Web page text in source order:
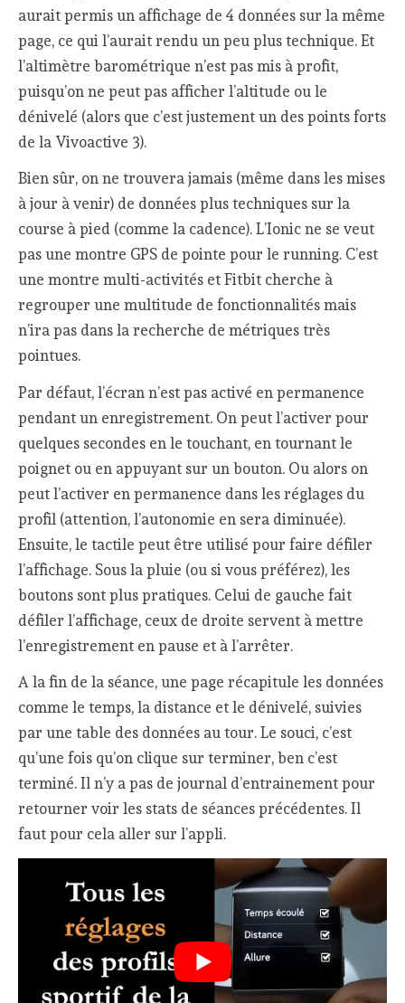
aurait permis un affichage de 4 données sur la même
page, ce qui l’aurait rendu un peu plus technique. Et
l’altimètre barométrique n’est pas mis à profit,
puisqu’on ne peut pas afficher l’altitude ou le
dénivelé (alors que c’est justement un des points forts
de la Vivoactive 3).
Bien sûr, on ne trouvera jamais (même dans les mises
à jour à venir) de données plus techniques sur la
course à pied (comme la cadence). L’Ionic ne se veut
pas une montre GPS de pointe pour le running. C’est
une montre multi-activités et Fitbit cherche à
regrouper une multitude de fonctionnalités mais
n’ira pas dans la recherche de métriques très
pointues.
Par défaut, l’écran n’est pas activé en permanence
pendant un enregistrement. On peut l’activer pour
quelques secondes en le touchant, en tournant le
poignet ou en appuyant sur un bouton. Ou alors on
peut l’activer en permanence dans les réglages du
profil (attention, l’autonomie en sera diminuée).
Ensuite, le tactile peut être utilisé pour faire défiler
l’affichage. Sous la pluie (ou si vous préférez), les
boutons sont plus pratiques. Celui de gauche fait
défiler l’affichage, ceux de droite servent à mettre
l’enregistrement en pause et à l’arrêter.
A la fin de la séance, une page récapitule les données
comme le temps, la distance et le dénivelé, suivies
par une table des données au tour. Le souci, c’est
qu’une fois qu’on clique sur terminer, ben c’est
terminé. Il n’y a pas de journal d’entrainement pour
retourner voir les stats de séances précédentes. Il
faut pour cela aller sur l’appli.